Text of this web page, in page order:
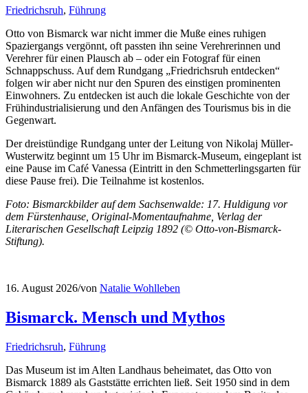
Friedrichsruh, Führung
Otto von Bismarck war nicht immer die Muße eines ruhigen
Spaziergangs vergönnt, oft passten ihn seine Verehrerinnen und
Verehrer für einen Plausch ab – oder ein Fotograf für einen
Schnappschuss. Auf dem Rundgang „Friedrichsruh entdecken“
folgen wir aber nicht nur den Spuren des einstigen prominenten
Einwohners. Zu entdecken ist auch die lokale Geschichte von der
Frühindustrialisierung und den Anfängen des Tourismus bis in die
Gegenwart.
Der dreistündige Rundgang unter der Leitung von Nikolaj Müller-
Wusterwitz beginnt um 15 Uhr im Bismarck-Museum, eingeplant ist
eine Pause im Café Vanessa (Eintritt in den Schmetterlingsgarten für
diese Pause frei). Die Teilnahme ist kostenlos.
Foto: Bismarckbilder auf dem Sachsenwalde: 17. Huldigung vor
dem Fürstenhause, Original-Momentaufnahme, Verlag der
Literarischen Gesellschaft Leipzig 1892 (© Otto-von-Bismarck-
Stiftung).
16. August 2026/von Natalie Wohlleben
Bismarck. Mensch und Mythos
Friedrichsruh, Führung
Das Museum ist im Alten Landhaus beheimatet, das Otto von
Bismarck 1889 als Gaststätte errichten ließ. Seit 1950 sind in dem